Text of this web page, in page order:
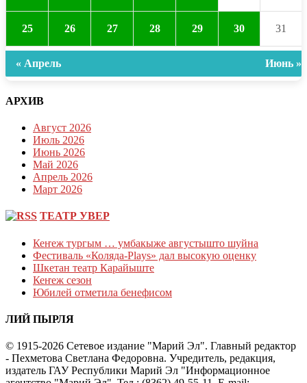
25 26 27 28 29 30 31
« Апрель Июнь »
АРХИВ
Август 2026
Июль 2026
Июнь 2026
Май 2026
Апрель 2026
Март 2026
ТЕАТР УВЕР
Кеҥеж тургым … умбакыже августышто шуйна
Фестиваль «Коляда-Plays» дал высокую оценку
Шкетан театр Карайыште
Кеҥеж сезон
Юбилей отметила бенефисом
ЛИЙ ПЫРЛЯ
© 1915-2026 Сетевое издание "Марий Эл". Главный редактор
- Пехметова Светлана Федоровна. Учредитель, редакция,
издатель ГАУ Республики Марий Эл "Информационное